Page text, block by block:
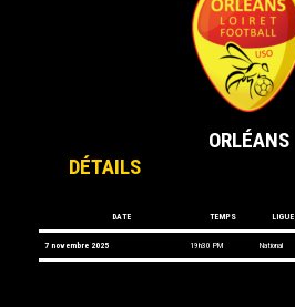
ORLÉANS
DÉTAILS
DATE TEMPS LIGUE
7 novembre 2025 19h30 PM National